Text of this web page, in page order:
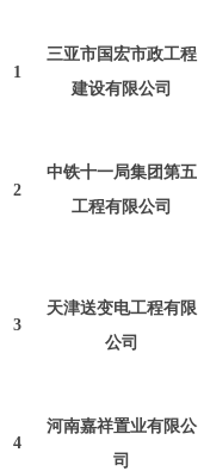
1
三亚市国宏市政工程
建设有限公司
2
中铁十一局集团第五
工程有限公司
3
天津送变电工程有限
公司
4
河南嘉祥置业有限公
司